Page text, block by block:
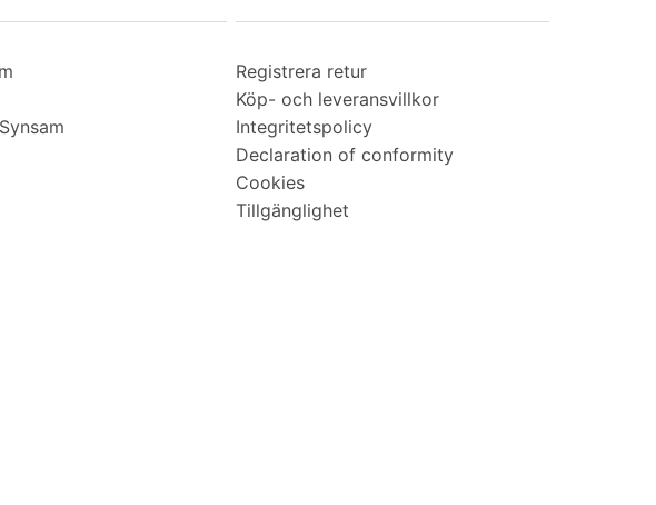
Registrera retur
Köp- och leveransvillkor
Integritetspolicy
Declaration of conformity
Cookies
Tillgänglighet